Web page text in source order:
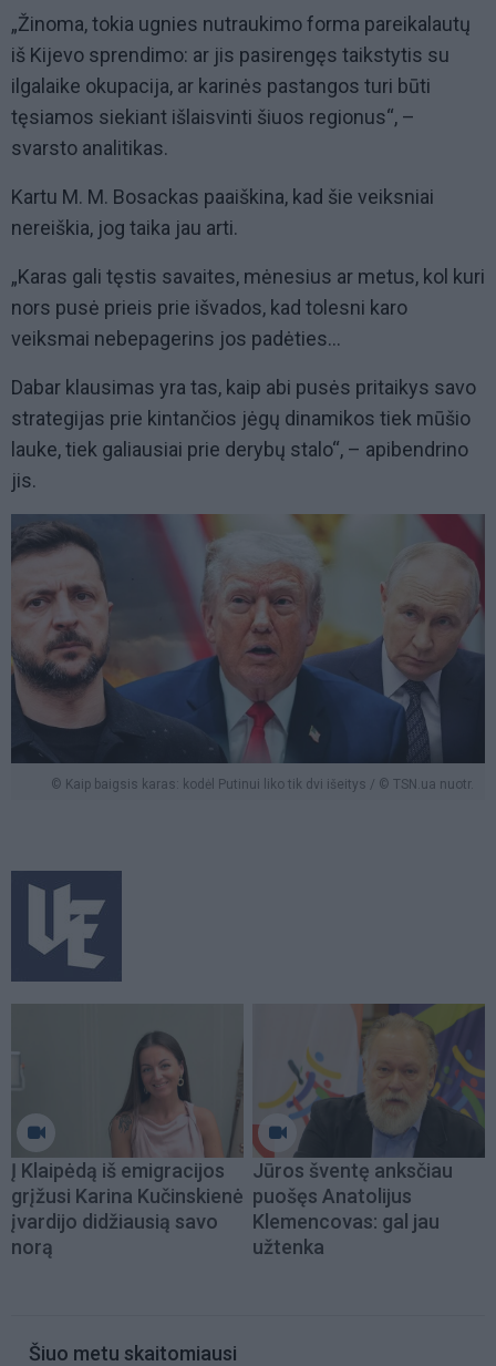
„Žinoma, tokia ugnies nutraukimo forma pareikalautų
iš Kijevo sprendimo: ar jis pasirengęs taikstytis su
ilgalaike okupacija, ar karinės pastangos turi būti
tęsiamos siekiant išlaisvinti šiuos regionus“, –
svarsto analitikas.
Kartu M. M. Bosackas paaiškina, kad šie veiksniai
nereiškia, jog taika jau arti.
„Karas gali tęstis savaites, mėnesius ar metus, kol kuri
nors pusė prieis prie išvados, kad tolesni karo
veiksmai nebepagerins jos padėties...
Dabar klausimas yra tas, kaip abi pusės pritaikys savo
strategijas prie kintančios jėgų dinamikos tiek mūšio
lauke, tiek galiausiai prie derybų stalo“, – apibendrino
jis.
© Kaip baigsis karas: kodėl Putinui liko tik dvi išeitys / © TSN.ua nuotr.
Į Klaipėdą iš emigracijos
grįžusi Karina Kučinskienė
įvardijo didžiausią savo
norą
Jūros šventę anksčiau
puošęs Anatolijus
Klemencovas: gal jau
užtenka
Šiuo metu skaitomiausi